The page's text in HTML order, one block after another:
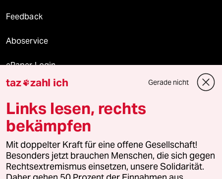
Feedback
Aboservice
ePaper Login
Downloads für Abonnierende
© 2026 taz Verlags und Vertriebs GmbH
Alle Rechte vorbehalten. Bei rechtlichen Fragen oder für Genehmigungen
wenden Sie sich bitte an
lizenzen@taz.de
taz zahl ich Gerade nicht
Links lesen, rechts
bekämpfen
Mit doppelter Kraft für eine offene Gesellschaft!
Besonders jetzt brauchen Menschen, die sich gegen
Rechtsextremismus einsetzen, unsere Solidarität.